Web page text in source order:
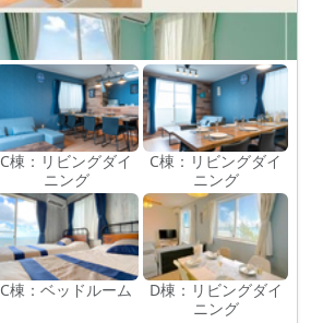
C棟：リビングダイ
ニング
C棟：リビングダイ
ニング
C棟：ベッドルーム
D棟：リビングダイ
ニング